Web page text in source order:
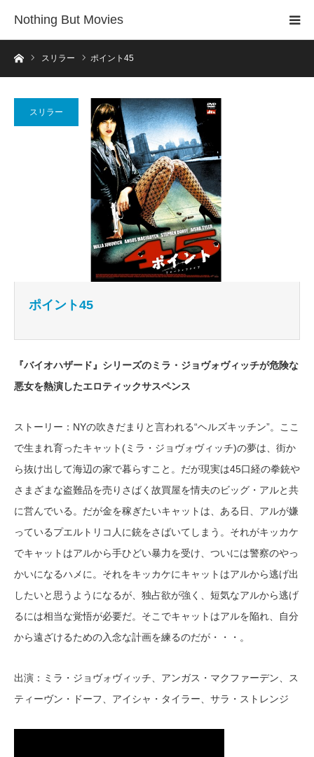
Nothing But Movies
ホームスリラー ポイント45
スリラー
ポイント45
『バイオハザード』シリーズのミラ・ジョヴォヴィッチが危険な
悪女を熱演したエロティックサスペンス
ストーリー：NYの吹きだまりと言われる“ヘルズキッチン”。ここ
で生まれ育ったキャット(ミラ・ジョヴォヴィッチ)の夢は、街か
ら抜け出して海辺の家で暮らすこと。だが現実は45口経の拳銃や
さまざまな盗難品を売りさばく故買屋を情夫のビッグ・アルと共
に営んでいる。だが金を稼ぎたいキャットは、ある日、アルが嫌
っているプエルトリコ人に銃をさばいてしまう。それがキッカケ
でキャットはアルから手ひどい暴力を受け、ついには警察のやっ
かいになるハメに。それをキッカケにキャットはアルから逃げ出
したいと思うようになるが、独占欲が強く、短気なアルから逃げ
るには相当な覚悟が必要だ。そこでキャットはアルを陥れ、自分
から遠ざけるための入念な計画を練るのだが・・・。
出演：ミラ・ジョヴォヴィッチ、アンガス・マクファーデン、ス
ティーヴン・ドーフ、アイシャ・タイラー、サラ・ストレンジ